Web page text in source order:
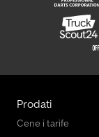
Prodati
Cene i tarife